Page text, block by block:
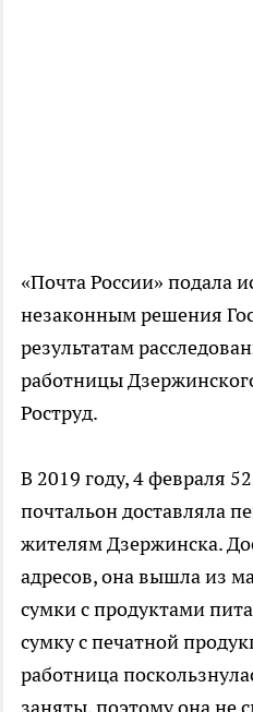
«Почта России» подала
незаконным решения
результатам
работницы
Роструд.
В 2019 году, 4 февраля
почтальон доставляла
жителям Дзержинска.
адресов, она вышла из
сумки с продуктами
сумку с печатной
работница